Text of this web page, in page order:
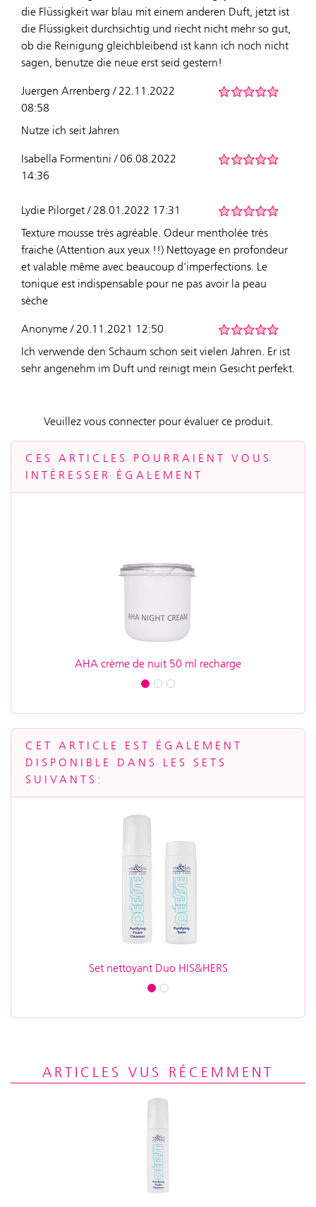
die Flüssigkeit war blau mit einem anderen Duft, jetzt ist
die Flüssigkeit durchsichtig und riecht nicht mehr so gut,
ob die Reinigung gleichbleibend ist kann ich noch nicht
sagen, benutze die neue erst seid gestern!
Juergen Arrenberg / 22.11.2022
08:58
Nutze ich seit Jahren
Isabella Formentini / 06.08.2022
14:36
Lydie Pilorget / 28.01.2022 17:31
Texture mousse très agréable. Odeur mentholée très
fraiche (Attention aux yeux !!) Nettoyage en profondeur
et valable même avec beaucoup d'imperfections. Le
tonique est indispensable pour ne pas avoir la peau
sèche
Anonyme / 20.11.2021 12:50
Ich verwende den Schaum schon seit vielen Jahren. Er ist
sehr angenehm im Duft und reinigt mein Gesicht perfekt.
Veuillez vous connecter pour évaluer ce produit.
CES ARTICLES POURRAIENT VOUS
INTÉRESSER ÉGALEMENT
AHA crème de nuit 50 ml recharge
CET ARTICLE EST ÉGALEMENT
DISPONIBLE DANS LES SETS
SUIVANTS:
Set nettoyant Duo HIS&HERS
ARTICLES VUS RÉCEMMENT